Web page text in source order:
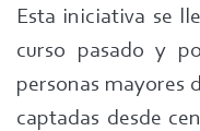
Esta iniciativa se
curso pasado y
personas mayores
captadas desde